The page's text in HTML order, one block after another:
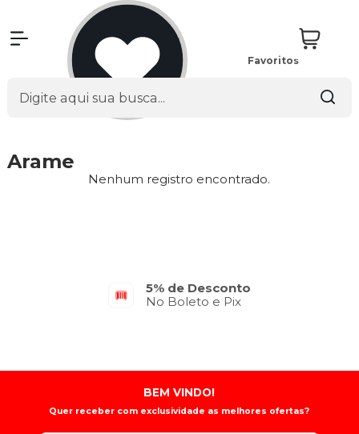
Favoritos
Arame
Nenhum registro encontrado.
5% de Desconto
No Boleto e Pix
BEM VINDO!
Quer receber com exclusividade as melhores ofertas?